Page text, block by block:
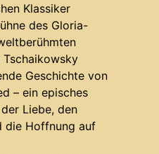
Klassiker
des Gloria-
Geschichte von
– ein episches
Liebe, den
die Hoffnung auf